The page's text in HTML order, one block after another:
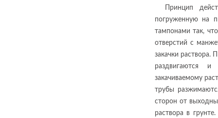
Принцип
погруженную на
тампонами так,
отверстий с
закачки раствора.
раздвигаются
закачиваемому
трубы
сторон от
раствора в